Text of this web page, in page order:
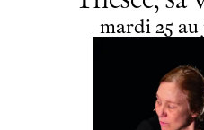
du
mardi
mardi 25 au